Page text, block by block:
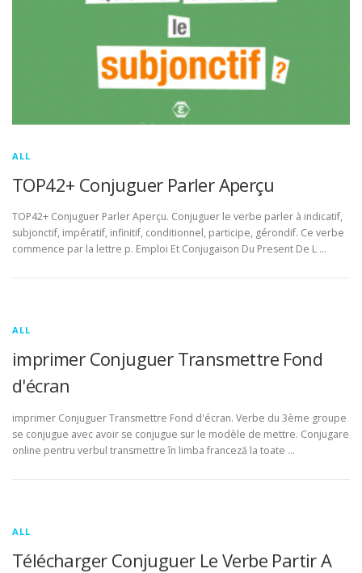
ALL
TOP42+ Conjuguer Parler Aperçu
TOP42+ Conjuguer Parler Aperçu. Conjuguer le verbe parler à indicatif,
subjonctif, impératif, infinitif, conditionnel, participe, gérondif. Ce verbe
commence par la lettre p. Emploi Et Conjugaison Du Present De L …
ALL
imprimer Conjuguer Transmettre Fond
d'écran
imprimer Conjuguer Transmettre Fond d'écran. Verbe du 3ème groupe
se conjugue avec avoir se conjugue sur le modèle de mettre. Conjugare
online pentru verbul transmettre în limba franceză la toate …
ALL
Télécharger Conjuguer Le Verbe Partir A